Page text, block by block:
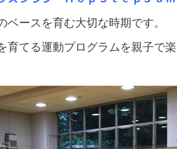
ベースを育む大切な時期です。
育てる運動プログラムを親子で楽